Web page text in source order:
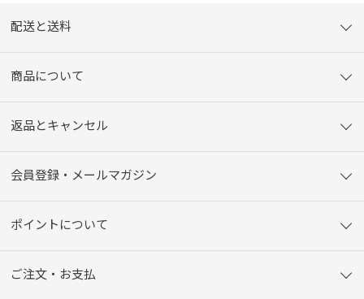
配送と送料
商品について
返品とキャンセル
会員登録・メールマガジン
ポイントについて
ご注文・お支払